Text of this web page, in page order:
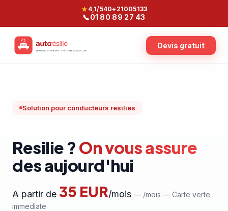
★ 4,1/540+ 21005133
📞01 80 89 27 43
Devis gratuit
Solution pour conducteurs resilies
Resilie ? On vous assure
des aujourd'hui
A partir de 35 EUR/mois — /mois — Carte verte
immediate